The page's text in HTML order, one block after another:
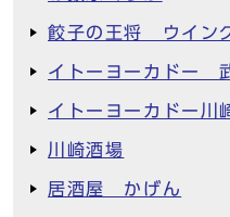
餃子の王将 ウイン
イトーヨーカドー
イトーヨーカドー川
川崎酒場
居酒屋 かげん